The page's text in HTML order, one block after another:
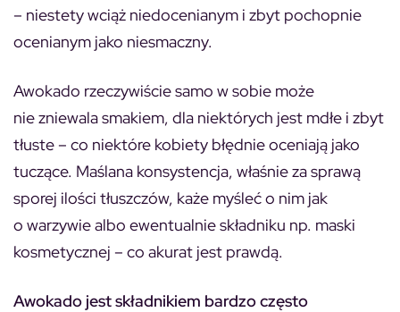
– niestety wciąż niedocenianym i zbyt pochopnie
ocenianym jako niesmaczny.
Awokado rzeczywiście samo w sobie może
nie zniewala smakiem, dla niektórych jest mdłe i zbyt
tłuste – co niektóre kobiety błędnie oceniają jako
tuczące. Maślana konsystencja, właśnie za sprawą
sporej ilości tłuszczów, każe myśleć o nim jak
o warzywie albo ewentualnie składniku np. maski
kosmetycznej – co akurat jest prawdą.
Awokado jest składnikiem bardzo często